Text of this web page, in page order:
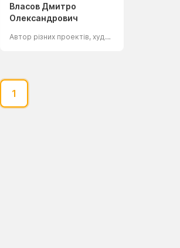
Власов Дмитро
Олександрович
Автор різних проектів, художнік .
1